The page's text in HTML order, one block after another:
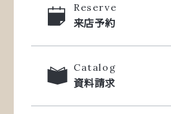
Reserve
来店予約
Catalog
資料請求